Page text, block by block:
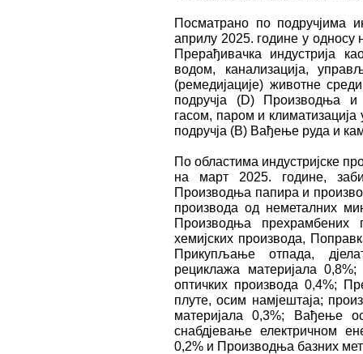
Посматрано по подручјима
априлу 2025. године у односу
Прерађивачка индустрија
водом, канализација,
(ремедијације) животне
подручја (D) Производња и
гасом, паром и климатизација
подручја (B) Вађење руда и
По областима индустријске
на март 2025. године,
Производња папира и
производа од неметалних
Производња прехрамбених
хемијских производа,
Прикупљање отпада,
рециклажа материјала
оптичких производа 0,4%;
плуте, осим намјештаја;
материјала 0,3%; Вађење
снабдјевање електричном
0,2% и Производња базних